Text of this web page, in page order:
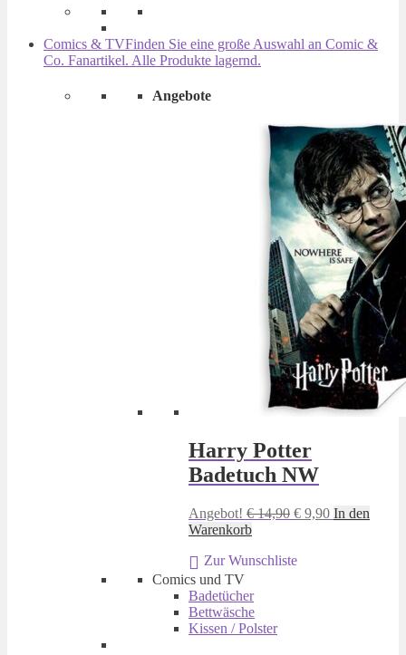
Comics & TVFinden Sie eine große Auswahl an Comic &
Co. Fanartikel. Alle Produkte lagernd.
Angebote
Harry Potter
Badetuch NW
Angebot! €14,90 Ursprünglicher
€ 14,90
€ 9,90Aktueller
In den
Warenkorb
Zur Wunschliste
Comics und TV
Badetücher
Bettwäsche
Kissen / Polster